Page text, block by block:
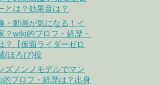
とは？効果音は？
・動画が気になる！イ
？wiki的プロフ・経歴・
？【仮面ライダーゼロ
(ほろび)役
ズノンノモデルでマン
的プロフ・経歴は？出身